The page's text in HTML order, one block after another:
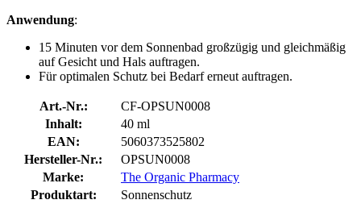
Anwendung:
15 Minuten vor dem Sonnenbad großzügig und gleichmäßig
auf Gesicht und Hals auftragen.
Für optimalen Schutz bei Bedarf erneut auftragen.
Art.-Nr.:
CF-OPSUN0008
Inhalt:
40 ml
EAN:
5060373525802
Hersteller-Nr.:
OPSUN0008
Marke:
The Organic Pharmacy
Produktart:
Sonnenschutz